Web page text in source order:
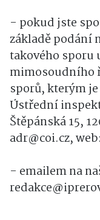
- pokud jste
základě podání
takového sporu
mimosoudního
sporů, kterým
Ústřední
Štěpánská 15,
adr@coi.cz,
- emailem na